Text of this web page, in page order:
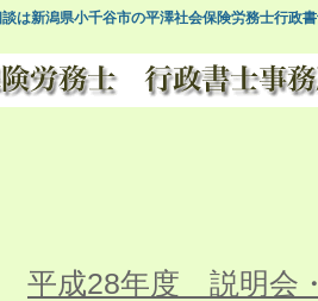
は新潟県小千谷市の平澤社会保険労務士行政
平成28年度 説明会